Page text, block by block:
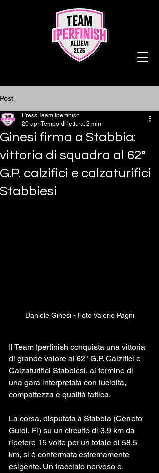
Post
Ginesi firma a Stabbia:
vittoria di squadra al 62°
G.P. calzifici e calzaturifici
Stabbiesi
Press Team Iperfinish
20 apr Tempo di lettura: 2 min
Daniele Ginesi - Foto Valerio Pagni
Il Team Iperfinish conquista una vittoria
di grande valore al 62° G.P. Calzifici e
Calzaturifici Stabbiesi, al termine di
una gara interpretata con lucidità,
compattezza e qualità tattica.
La corsa, disputata a Stabbia (Cerreto
Guidi, FI) su un circuito di 3,9 km da
ripetere 15 volte per un totale di 58,5
km, si è confermata estremamente
esigente. Un tracciato nervoso e